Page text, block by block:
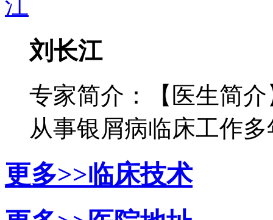
刘长江
专家简介：【医生简
从事银屑病临床工作多
更多>>临床技术